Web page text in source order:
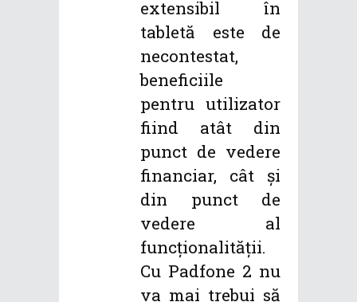
extensibil în
tabletă este de
necontestat,
beneficiile
pentru utilizator
fiind atât din
punct de vedere
financiar, cât și
din punct de
vedere al
funcționalității.
Cu Padfone 2 nu
va mai trebui să